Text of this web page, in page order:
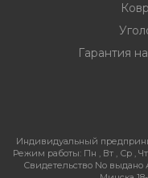
Гарантия
Индивидуальный
Режим работы: Пн , Вт , Ср ,
Свидетельство No